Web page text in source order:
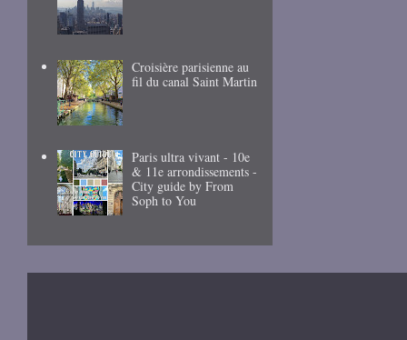
Croisière parisienne au
fil du canal Saint Martin
Paris ultra vivant - 10e
& 11e arrondissements -
City guide by From
Soph to You